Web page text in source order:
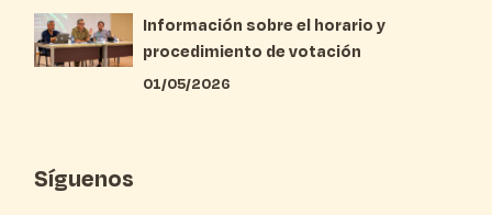
Información sobre el horario y
procedimiento de votación
01/05/2026
Síguenos